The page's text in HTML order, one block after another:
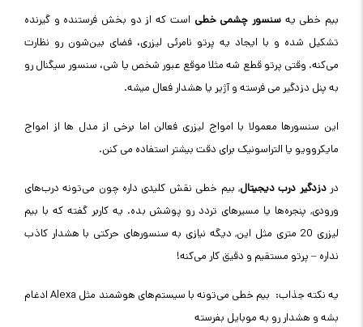
بیم خطی یه سنسور چشمی خطی است که از دو بخش فرستنده و گیرنده
تشکیل شده و با ایجاد یه پرتو نامرئی لیزری، فضای بین‌شون رو نظارت
می‌کنه. وقتی پرتو قطع شه مثلا موقع عبور شخص یا شی، سنسور سیگنال رو
به پنل دزدگیر می فرسته و آژیر یا هشدار فعال میشه.
این سنسورها معمولا با امواج لیزری فعالن اما برخی از مدل ها از امواج
مایکروویو یا التراسونیک برای دقت بیشتر استفاده می کنن.
دردزدگیر درب دیجیتال, بیم خطی نقش کلیدی داره چون می‌تونه درب‌های
ورودی, پنجره‌ها یا مسیرهای تردد رو پوشش بده. یه کاربر گفته که با بیم
لیزری 20 متری مثل این, دیگه نیازی به سنسورهای حرکتی با هشدار کاذب
نداره – پرتو مستقیم و دقیق کار می‌کنه!
یه نکته جذاب: بیم خطی می‌تونه با سیستم‌های هوشمند مثل Alexa ادغام
بشه و هشدار رو به موبایل بفرسته